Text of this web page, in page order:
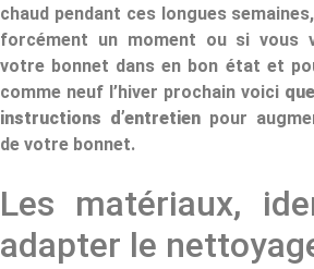
chaud pendant ces longues
forcément un moment ou si vous
votre bonnet dans en bon état et
comme neuf l’hiver prochain voici
instructions d’entretien pour
de votre bonnet.
Les matériaux,
adapter le